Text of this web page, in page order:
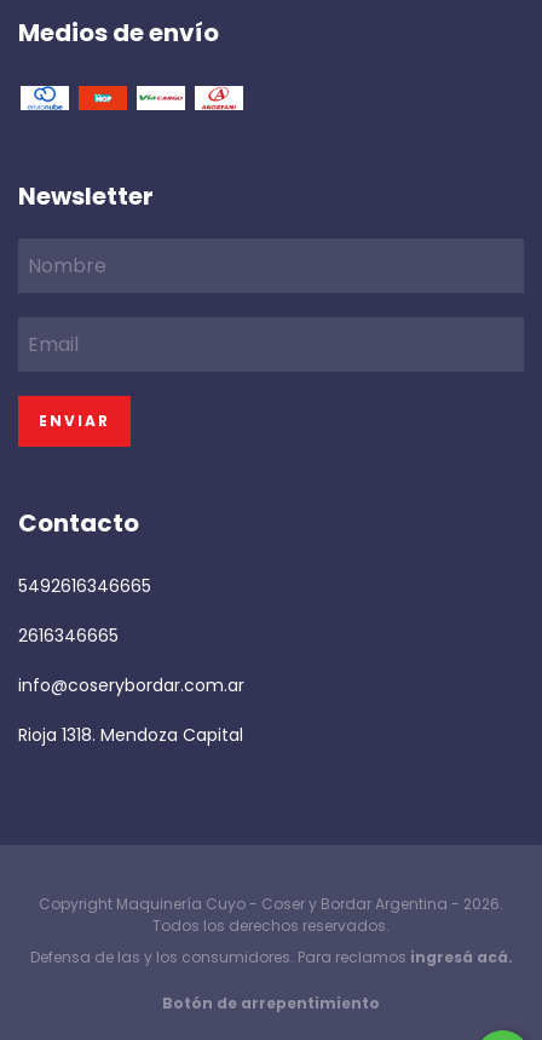
Medios de envío
Newsletter
Contacto
5492616346665
2616346665
info@coserybordar.com.ar
Rioja 1318. Mendoza Capital
Copyright Maquinería Cuyo - Coser y Bordar Argentina - 2026.
Todos los derechos reservados.
Defensa de las y los consumidores. Para reclamos ingresá acá.
Botón de arrepentimiento